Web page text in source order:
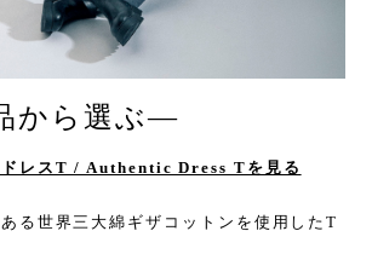
から選ぶ—
ドレスT / Authentic Dress Tを見る
る世界三大綿ギザコットンを使用したT